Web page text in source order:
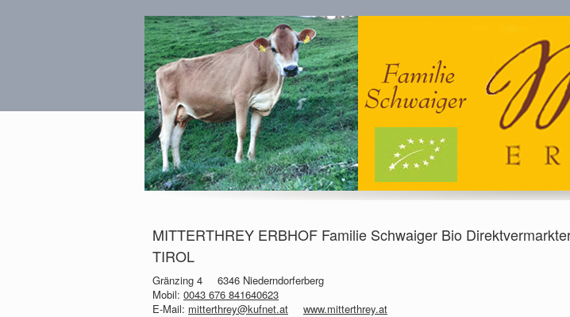
MITTERTHREY ERBHOF Familie Schwaiger Bio
TIROL
Gränzing 4
6346 Niederndorferberg
Mobil: 0043 676 841640623
E-Mail: mitterthrey@kufnet.at
www.mitterthrey.at